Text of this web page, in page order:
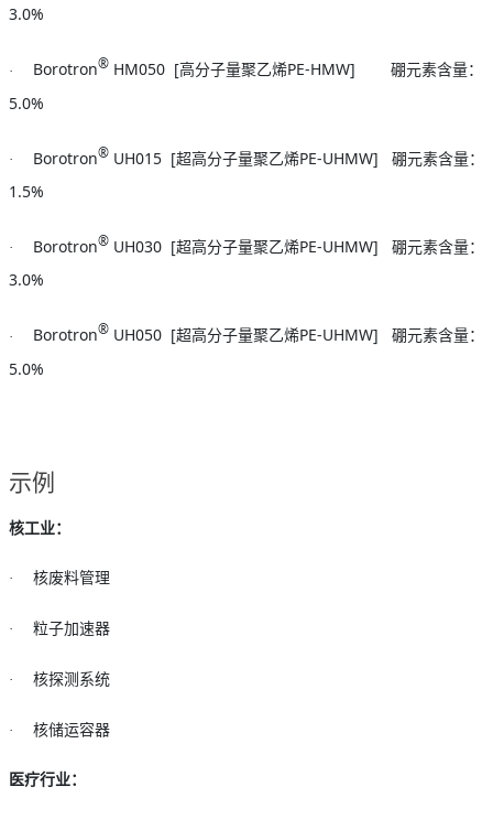
3.0%
· Borotron® HM050 [高分子量聚乙烯PE-HMW] 硼元素含量：
5.0%
· Borotron® UH015 [超高分子量聚乙烯PE-UHMW] 硼元素含量：
1.5%
· Borotron® UH030 [超高分子量聚乙烯PE-UHMW] 硼元素含量：
3.0%
· Borotron® UH050 [超高分子量聚乙烯PE-UHMW] 硼元素含量：
5.0%
示例
核工业：
· 核废料管理
· 粒子加速器
· 核探测系统
· 核储运容器
医疗行业：